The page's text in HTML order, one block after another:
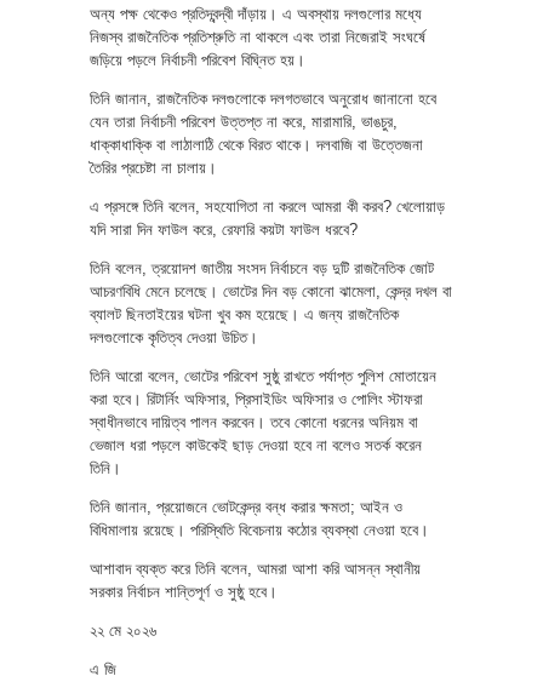
অন্য পক্ষ থেকেও প্রতিদ্বন্দ্বী দাঁড়ায়। এ অবস্থায় দলগুলোর মধ্যে
নিজস্ব রাজনৈতিক প্রতিশ্রুতি না থাকলে এবং তারা নিজেরাই সংঘর্ষে
জড়িয়ে পড়লে নির্বাচনী পরিবেশ বিঘ্নিত হয়।
তিনি জানান, রাজনৈতিক দলগুলোকে দলগতভাবে অনুরোধ জানানো হবে
যেন তারা নির্বাচনী পরিবেশ উত্তপ্ত না করে, মারামারি, ভাঙচুর,
ধাক্কাধাক্কি বা লাঠালাঠি থেকে বিরত থাকে। দলবাজি বা উত্তেজনা
তৈরির প্রচেষ্টা না চালায়।
এ প্রসঙ্গে তিনি বলেন, সহযোগিতা না করলে আমরা কী করব? খেলোয়াড়
যদি সারা দিন ফাউল করে, রেফারি কয়টা ফাউল ধরবে?
তিনি বলেন, ত্রয়োদশ জাতীয় সংসদ নির্বাচনে বড় দুটি রাজনৈতিক জোট
আচরণবিধি মেনে চলেছে। ভোটের দিন বড় কোনো ঝামেলা, কেন্দ্র দখল বা
ব্যালট ছিনতাইয়ের ঘটনা খুব কম হয়েছে। এ জন্য রাজনৈতিক
দলগুলোকে কৃতিত্ব দেওয়া উচিত।
তিনি আরো বলেন, ভোটের পরিবেশ সুষ্ঠু রাখতে পর্যাপ্ত পুলিশ মোতায়েন
করা হবে। রিটার্নিং অফিসার, প্রিসাইডিং অফিসার ও পোলিং স্টাফরা
স্বাধীনভাবে দায়িত্ব পালন করবেন। তবে কোনো ধরনের অনিয়ম বা
ভেজাল ধরা পড়লে কাউকেই ছাড় দেওয়া হবে না বলেও সতর্ক করেন
তিনি।
তিনি জানান, প্রয়োজনে ভোটকেন্দ্র বন্ধ করার ক্ষমতা; আইন ও
বিধিমালায় রয়েছে। পরিস্থিতি বিবেচনায় কঠোর ব্যবস্থা নেওয়া হবে।
আশাবাদ ব্যক্ত করে তিনি বলেন, আমরা আশা করি আসন্ন স্থানীয়
সরকার নির্বাচন শান্তিপূর্ণ ও সুষ্ঠু হবে।
২২ মে ২০২৬
এ জি